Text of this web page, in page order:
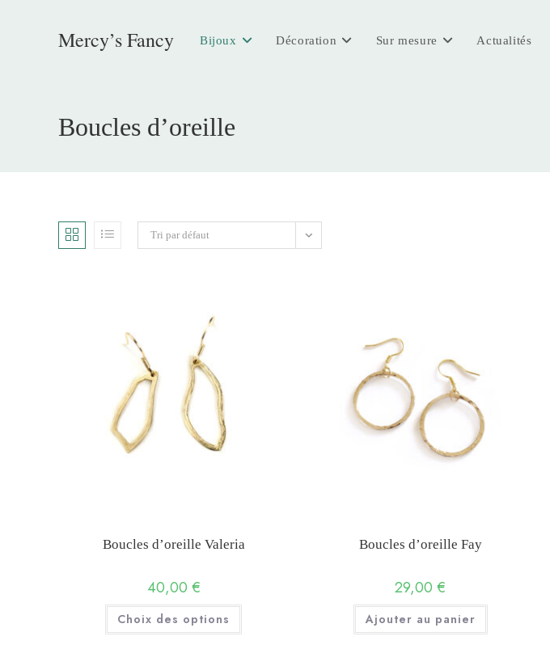
Mercy’s Fancy Bijoux Décoration Sur mesure Actualités
Boucles d’oreille
Tri par défaut
Boucles d’oreille Valeria
40,00 €
Choix des options
Ce
Boucles d’oreille Fay
29,00 €
Ajouter au panier